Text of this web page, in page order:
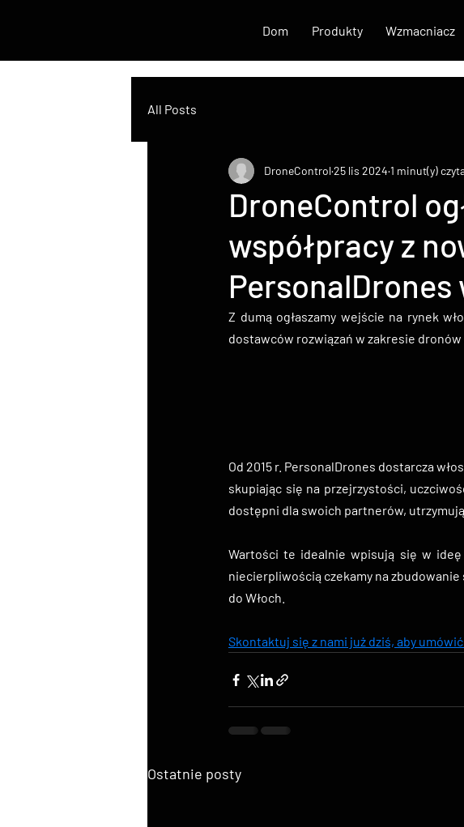
Dom Produkty Wzmacniacz
All Posts
DroneControl
współpracy z
PersonalDrones
DroneControl25 lis 2024 1 minut(y)
Z dumą ogłaszamy wejście na rynek
dostawców rozwiązań w zakresie dronów
Od 2015 r. PersonalDrones dostarcza
skupiając się na przejrzystości,
dostępni dla swoich partnerów,
Wartości te idealnie wpisują się w
niecierpliwością czekamy na
do Włoch.
Skontaktuj się z nami już dziś, aby
Ostatnie posty